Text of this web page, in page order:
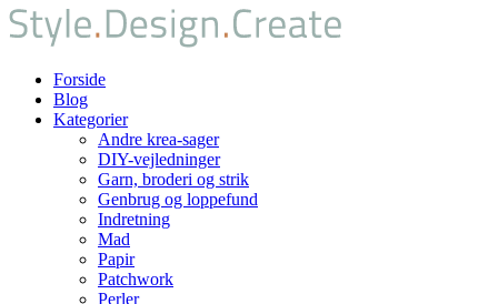
Forside
Blog
Kategorier
Andre krea-sager
DIY-vejledninger
Garn, broderi og strik
Genbrug og loppefund
Indretning
Mad
Papir
Patchwork
Perler